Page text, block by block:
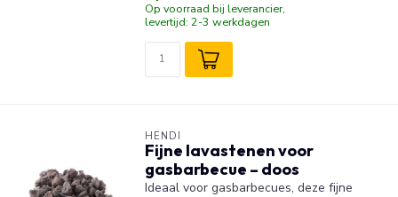
Op voorraad bij leverancier,
levertijd: 2-3 werkdagen
HENDI
Fijne lavastenen voor
gasbarbecue – doos
Ideaal voor gasbarbecues, deze fijne